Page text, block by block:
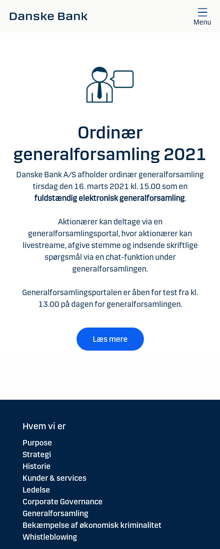
Menu
Ordinær
generalforsamling 2021
Danske Bank A/S afholder ordinær generalforsamling
tirsdag den 16. marts 2021 kl. 15.00 som en
fuldstændig elektronisk generalforsamling.
Aktionærer kan deltage via en
generalforsamlingsportal, hvor aktionærer kan
livestreame, afgive stemme og indsende skriftlige
spørgsmål via en chat-funktion under
generalforsamlingen.
Generalforsamlingsportalen er åben for test fra kl.
13.00 på dagen for generalforsamlingen.
Læs mere
Hvem vi er
Purpose
Strategi
Historie
Kunder & services
Ledelse
Corporate Governance
Generalforsamling
Bekæmpelse af økonomisk kriminalitet
Whistleblowing